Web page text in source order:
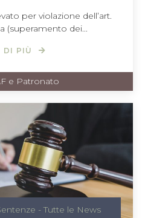
per violazione dell’art.
(superamento dei...
DI PIÙ
e Patronato
-Tutte le News